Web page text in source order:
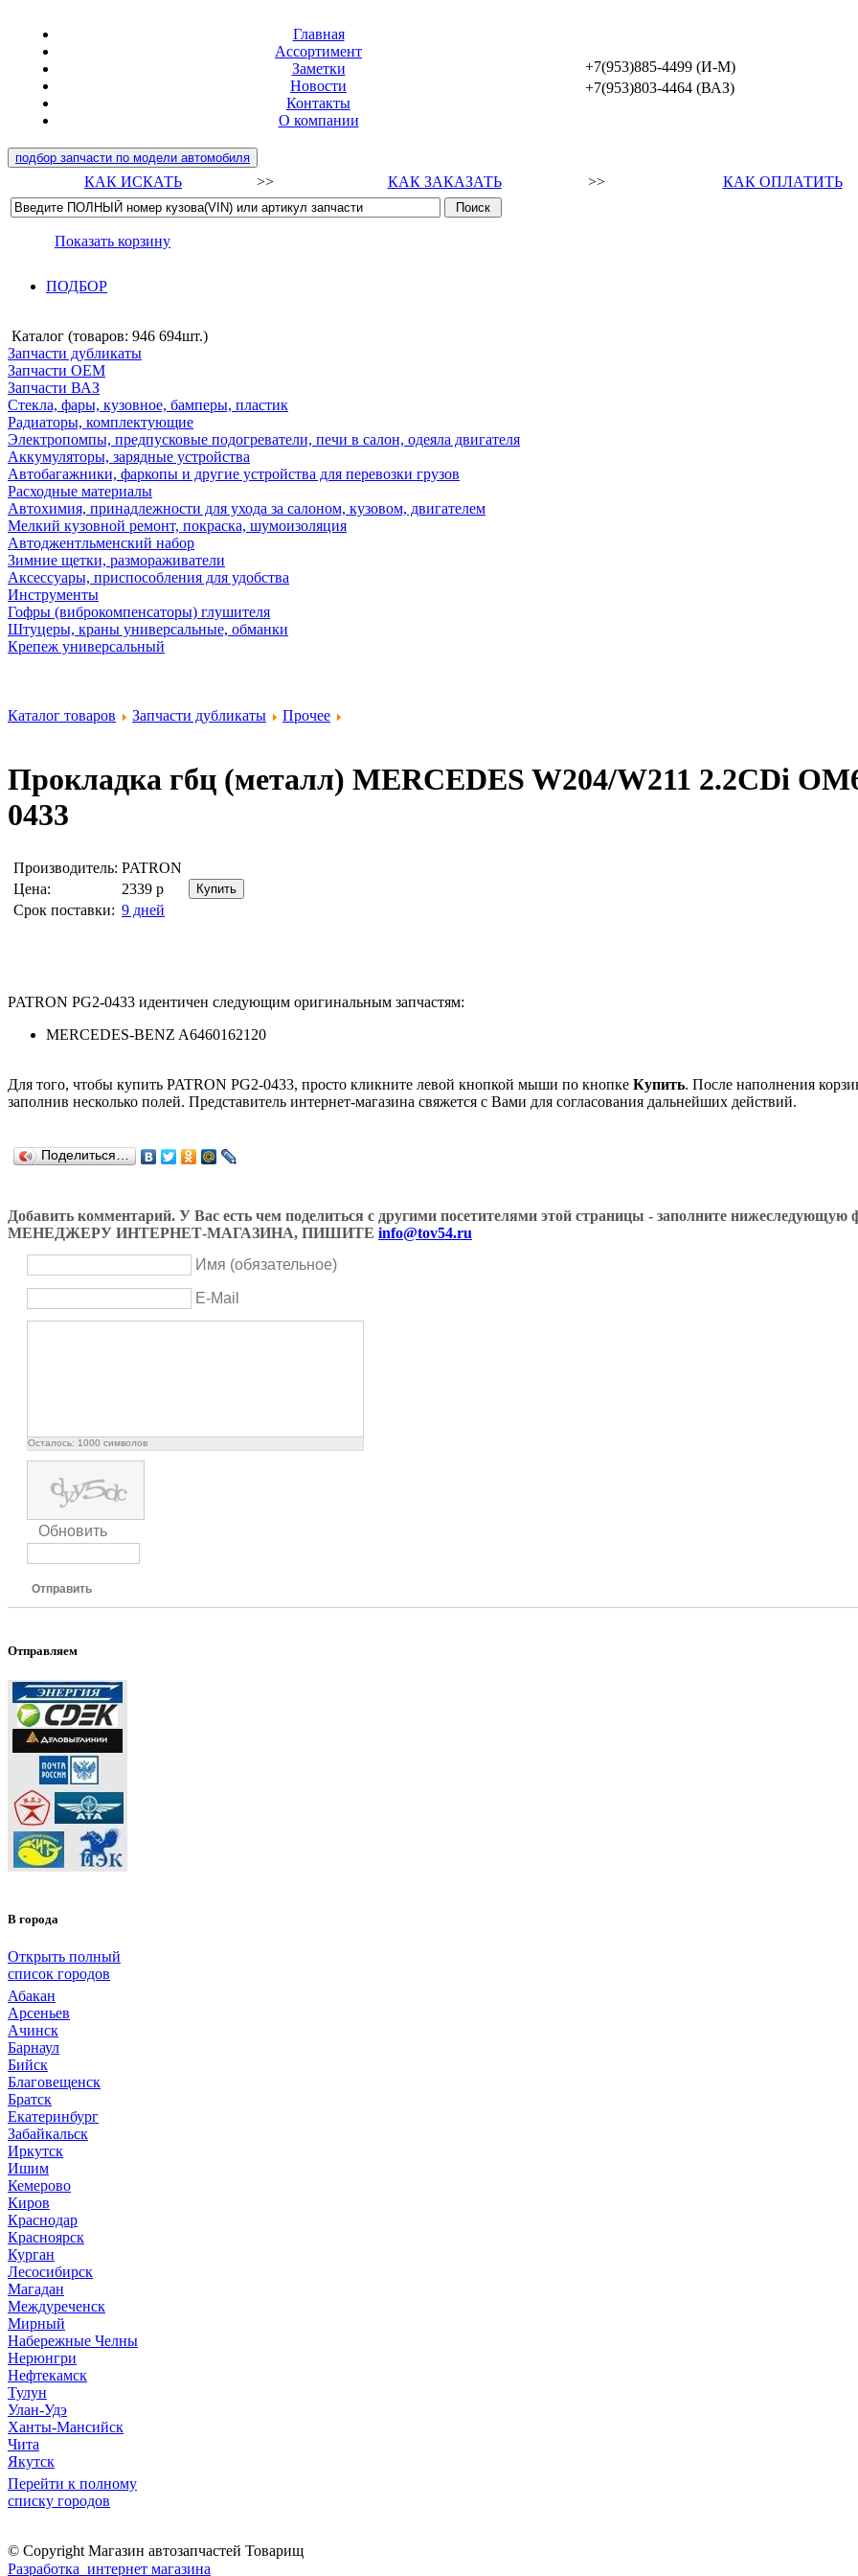
Главная
Ассортимент
Заметки
Новости
Контакты
О компании
+7(953)885-4499 (И-М)
+7(953)803-4464 (ВАЗ)
подбор запчасти по модели автомобиля
КАК ИСКАТЬ >> КАК ЗАКАЗАТЬ >> КАК ОПЛАТИТЬ
Показать корзину
ПОДБОР
Каталог (товаров: 946 694шт.)
Запчасти дубликаты
Запчасти ОЕМ
Запчасти ВАЗ
Стекла, фары, кузовное, бамперы, пластик
Радиаторы, комплектующие
Электропомпы, предпусковые подогреватели, печи в салон, одеяла двигателя
Аккумуляторы, зарядные устройства
Автобагажники, фаркопы и другие устройства для перевозки грузов
Расходные материалы
Автохимия, принадлежности для ухода за салоном, кузовом, двигателем
Мелкий кузовной ремонт, покраска, шумоизоляция
Автоджентльменский набор
Зимние щетки, размораживатели
Аксессуары, приспособления для удобства
Инструменты
Гофры (виброкомпенсаторы) глушителя
Штуцеры, краны универсальные, обманки
Крепеж универсальный
Каталог товаров Запчасти дубликаты Прочее
Прокладка гбц (металл) MERCEDES W204/W211 2.2CDi
0433
Производитель: PATRON
Цена:
2339 р
Срок поставки: 9 дней
PATRON PG2-0433 идентичен следующим оригинальным запчастям:
MERCEDES-BENZ A6460162120
Для того, чтобы купить PATRON PG2-0433, просто кликните левой кнопкой мыши по кнопке Купить. После наполнения
заполнив несколько полей. Представитель интернет-магазина свяжется с Вами для согласования дальнейших действий.
Поделиться…
Добавить комментарий. У Вас есть чем поделиться с другими посетителями этой страницы - заполните
МЕНЕДЖЕРУ ИНТЕРНЕТ-МАГАЗИНА, ПИШИТЕ info@tov54.ru
Имя (обязательное)
E-Mail
Осталось: 1000 символов
Обновить
Отправить
Отправляем
В города
Открыть полный
список городов
Абакан
Арсеньев
Ачинск
Барнаул
Бийск
Благовещенск
Братск
Екатеринбург
Забайкальск
Иркутск
Ишим
Кемерово
Киров
Краснодар
Красноярск
Курган
Лесосибирск
Магадан
Междуреченск
Мирный
Набережные Челны
Нерюнгри
Нефтекамск
Тулун
Улан-Удэ
Ханты-Мансийск
Чита
Якутск
Перейти к полному
списку городов
© Copyright Магазин автозапчастей Товарищ
Разработка интернет магазина